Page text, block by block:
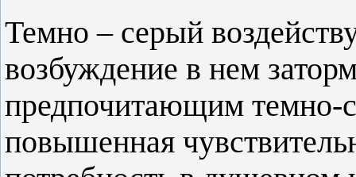
Темно – серый
возбуждение в нем
предпочитающим темно-
повышенная